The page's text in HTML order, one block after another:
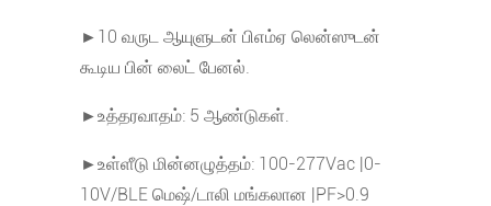
►10 வருட ஆயுளுடன் பிஎம்ஏ லென்ஸுடன்
கூடிய பின் லைட் பேனல்.
►உத்தரவாதம்: 5 ஆண்டுகள்.
►உள்ளீடு மின்னழுத்தம்: 100-277Vac |0-
10V/BLE மெஷ்/டாலி மங்கலான |PF>0.9